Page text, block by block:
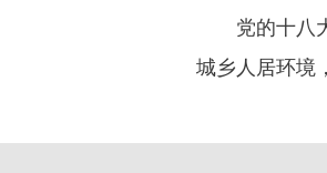
党的十八
城乡人居环境